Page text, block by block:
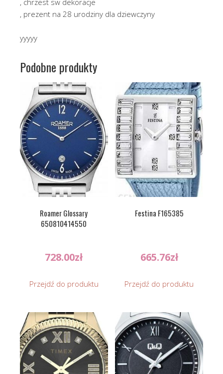
, prezent na 28 urodziny dla dziewczyny
yyyyy
Podobne produkty
Roamer Glossary
650810414550
728.00zł
Przejdź do produktu
Festina F165385
665.76zł
Przejdź do produktu